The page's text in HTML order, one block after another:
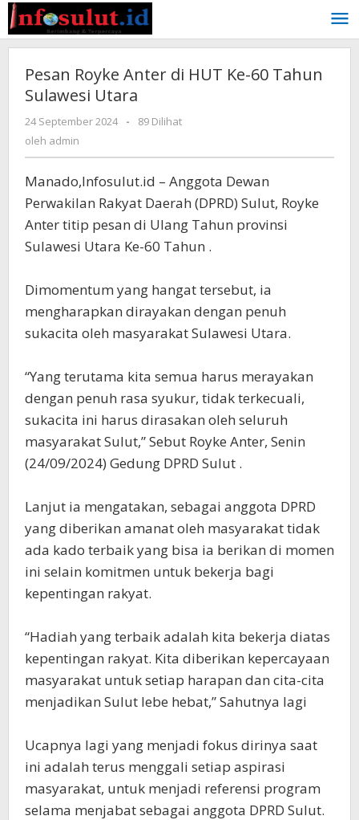
Lewati
ke
konten
Pesan Royke Anter di HUT Ke-60 Tahun
Sulawesi Utara
24 September 2024
oleh
-
89 Dilihat
oleh admin
Manado,Infosulut.id – Anggota Dewan
Perwakilan Rakyat Daerah (DPRD) Sulut, Royke
Anter titip pesan di Ulang Tahun provinsi
Sulawesi Utara Ke-60 Tahun .
Dimomentum yang hangat tersebut, ia
mengharapkan dirayakan dengan penuh
sukacita oleh masyarakat Sulawesi Utara.
“Yang terutama kita semua harus merayakan
dengan penuh rasa syukur, tidak terkecuali,
sukacita ini harus dirasakan oleh seluruh
masyarakat Sulut,” Sebut Royke Anter, Senin
(24/09/2024) Gedung DPRD Sulut .
Lanjut ia mengatakan, sebagai anggota DPRD
yang diberikan amanat oleh masyarakat tidak
ada kado terbaik yang bisa ia berikan di momen
ini selain komitmen untuk bekerja bagi
kepentingan rakyat.
“Hadiah yang terbaik adalah kita bekerja diatas
kepentingan rakyat. Kita diberikan kepercayaan
masyarakat untuk setiap harapan dan cita-cita
menjadikan Sulut lebe hebat,” Sahutnya lagi
Ucapnya lagi yang menjadi fokus dirinya saat
ini adalah terus menggali setiap aspirasi
masyarakat, untuk menjadi referensi program
selama menjabat sebagai anggota DPRD Sulut.